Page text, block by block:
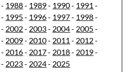
- 1988- 1989- 1990- 1991 -
- 1995- 1996- 1997- 1998-
- 2002- 2003- 2004- 2005-
- 2009- 2010- 2011 - 2012-
- 2016- 2017- 2018- 2019-
- 2023- 2024- 2025